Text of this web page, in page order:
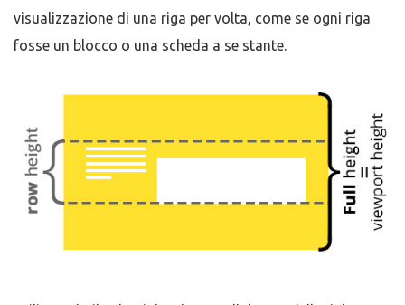
visualizzazione di una riga per volta, come se ogni riga
fosse un blocco o una scheda a se stante.